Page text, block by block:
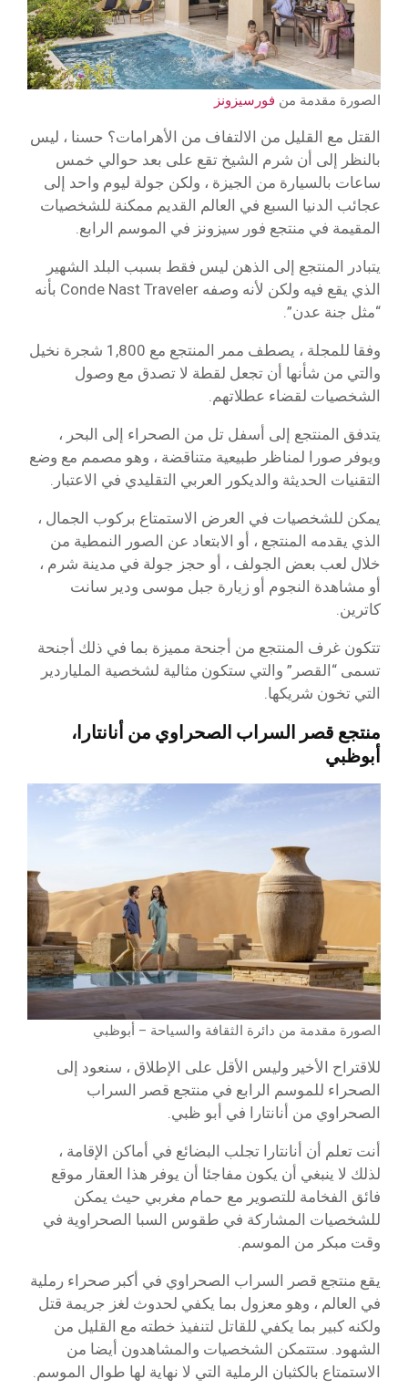
الصورة مقدمة من فورسيزونز
القتل مع القليل من الالتفاف من الأهرامات؟ حسنا ، ليس
بالنظر إلى أن شرم الشيخ تقع على بعد حوالي خمس
ساعات بالسيارة من الجيزة ، ولكن جولة ليوم واحد إلى
عجائب الدنيا السبع في العالم القديم ممكنة للشخصيات
المقيمة في منتجع فور سيزونز في الموسم الرابع.
يتبادر المنتجع إلى الذهن ليس فقط بسبب البلد الشهير
الذي يقع فيه ولكن لأنه وصفه Conde Nast Traveler بأنه
“مثل جنة عدن”.
وفقا للمجلة ، يصطف ممر المنتجع مع 1,800 شجرة نخيل
والتي من شأنها أن تجعل لقطة لا تصدق مع وصول
الشخصيات لقضاء عطلاتهم.
يتدفق المنتجع إلى أسفل تل من الصحراء إلى البحر ،
ويوفر صورا لمناظر طبيعية متناقضة ، وهو مصمم مع وضع
التقنيات الحديثة والديكور العربي التقليدي في الاعتبار.
يمكن للشخصيات في العرض الاستمتاع بركوب الجمال ،
الذي يقدمه المنتجع ، أو الابتعاد عن الصور النمطية من
خلال لعب بعض الجولف ، أو حجز جولة في مدينة شرم ،
أو مشاهدة النجوم أو زيارة جبل موسى ودير سانت
كاترين.
تتكون غرف المنتجع من أجنحة مميزة بما في ذلك أجنحة
تسمى “القصر” والتي ستكون مثالية لشخصية الملياردير
التي تخون شريكها.
منتجع قصر السراب الصحراوي من أنانتارا،
أبوظبي
الصورة مقدمة من دائرة الثقافة والسياحة – أبوظبي
للاقتراح الأخير وليس الأقل على الإطلاق ، سنعود إلى
الصحراء للموسم الرابع في منتجع قصر السراب
الصحراوي من أنانتارا في أبو ظبي.
أنت تعلم أن أنانتارا تجلب البضائع في أماكن الإقامة ،
لذلك لا ينبغي أن يكون مفاجئا أن يوفر هذا العقار موقع
فائق الفخامة للتصوير مع حمام مغربي حيث يمكن
للشخصيات المشاركة في طقوس السبا الصحراوية في
وقت مبكر من الموسم.
يقع منتجع قصر السراب الصحراوي في أكبر صحراء رملية
في العالم ، وهو معزول بما يكفي لحدوث لغز جريمة قتل
ولكنه كبير بما يكفي للقاتل لتنفيذ خطته مع القليل من
الشهود. ستتمكن الشخصيات والمشاهدون أيضا من
الاستمتاع بالكثبان الرملية التي لا نهاية لها طوال الموسم.